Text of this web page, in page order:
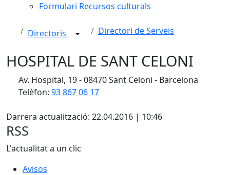
Formulari Recursos culturals
Directoris Directori de Serveis
HOSPITAL DE SANT CELONI
Av. Hospital, 19 - 08470 Sant Celoni - Barcelona
Telèfon: 93 867 06 17
Darrera actualització: 22.04.2016 | 10:46
RSS
L'actualitat a un clic
Avisos